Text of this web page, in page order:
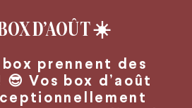
D’AOÛT☀️
prennent des
Vos box d’août